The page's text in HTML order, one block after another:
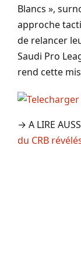
Blancs »,
approche
de relancer
Saudi Pro
rend cette
→ A LIRE
du CRB